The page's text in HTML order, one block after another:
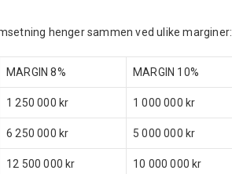
henger sammen ved ulike marginer:
MARGIN 8% MARGIN 10%
1 250 000 kr 1 000 000 kr
6 250 000 kr 5 000 000 kr
12 500 000 kr 10 000 000 kr